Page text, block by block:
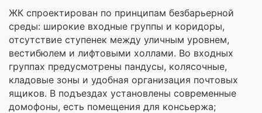
ЖК спроектирован по принципам безбарьерной
среды: широкие входные группы и коридоры,
отсутствие ступенек между уличным уровнем,
вестибюлем и лифтовыми холлами. Во входных
группах предусмотрены пандусы, колясочные,
кладовые зоны и удобная организация почтовых
ящиков. В подъездах установлены современные
домофоны, есть помещения для консьержа;